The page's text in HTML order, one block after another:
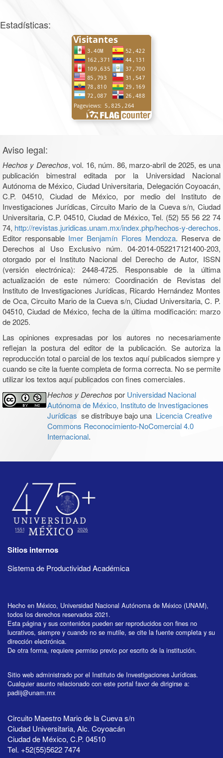
Estadísticas:
Aviso legal:
Hechos y Derechos, vol. 16, núm. 86, marzo-abril de 2025, es una
publicación bimestral editada por la Universidad Nacional
Autónoma de México, Ciudad Universitaria, Delegación Coyoacán,
C.P. 04510, Ciudad de México, por medio del Instituto de
Investigaciones Jurídicas, Circuito Mario de la Cueva s/n, Ciudad
Universitaria, C.P. 04510, Ciudad de México, Tel. (52) 55 56 22 74
74, http://revistas.juridicas.unam.mx/index.php/hechos-y-derechos.
Editor responsable Imer Benjamín Flores Mendoza. Reserva de
Derechos al Uso Exclusivo núm. 04-2014-052217121400-203,
otorgado por el Instituto Nacional del Derecho de Autor, ISSN
(versión electrónica): 2448-4725. Responsable de la última
actualización de este número: Coordinación de Revistas del
Instituto de Investigaciones Jurídicas, Ricardo Hernández Montes
de Oca, Circuito Mario de la Cueva s/n, Ciudad Universitaria, C. P.
04510, Ciudad de México, fecha de la última modificación: marzo
de 2025.
Las opiniones expresadas por los autores no necesariamente
reflejan la postura del editor de la publicación. Se autoriza la
reproducción total o parcial de los textos aquí publicados siempre y
cuando se cite la fuente completa de forma correcta. No se permite
utilizar los textos aquí publicados con fines comerciales.
Hechos y Derechos por Universidad Nacional
Autónoma de México, Instituto de Investigaciones
Jurídicas se distribuye bajo una Licencia Creative
Commons Reconocimiento-NoComercial 4.0
Internacional.
Sitios internos
Sistema de Productividad Académica
Hecho en México, Universidad Nacional Autónoma de México (UNAM),
todos los derechos reservados 2021.
Esta página y sus contenidos pueden ser reproducidos con fines no
lucrativos, siempre y cuando no se mutile, se cite la fuente completa y su
dirección electrónica.
De otra forma, requiere permiso previo por escrito de la institución.
Sitio web administrado por el Instituto de Investigaciones Jurídicas.
Cualquier asunto relacionado con este portal favor de dirigirse a:
padiij@unam.mx
Circuito Maestro Mario de la Cueva s/n
Ciudad Universitaria, Alc. Coyoacán
Ciudad de México, C.P. 04510
Tel. +52(55)5622 7474